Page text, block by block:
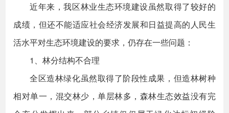
近年来，我区林业生态环境建设虽然取得了较好的
成绩，但还不能适应社会经济发展和日益提高的人民生
活水平对生态环境建设的要求，仍存在一些问题：
1、林分结构不合理
全区造林绿化虽然取得了阶段性成果，但造林树种
相对单一，混交林少，单层林多，森林生态效益没有完